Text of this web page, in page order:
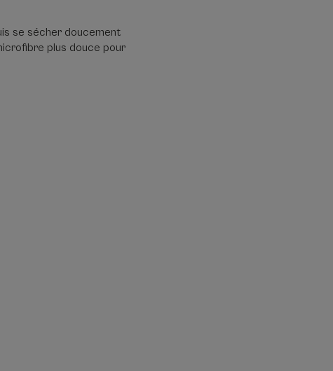
se sécher doucement
plus douce pour